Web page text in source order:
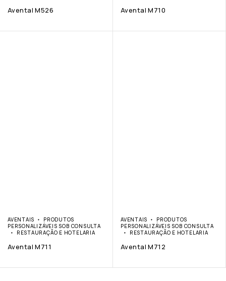
Avental M526 Avental M710
AVENTAIS
PRODUTOS
PERSONALIZÁVEIS SOB CONSULTA
RESTAURAÇÃO E HOTELARIA
Avental M711
AVENTAIS
PRODUTOS
PERSONALIZÁVEIS SOB CONSULTA
RESTAURAÇÃO E HOTELARIA
Avental M712